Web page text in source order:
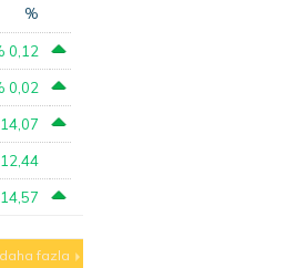
%
0,12
0,02
daha fazla